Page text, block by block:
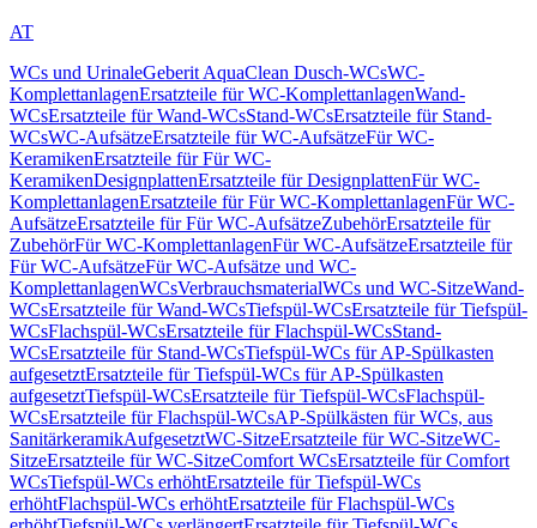
AT
WCs und UrinaleGeberit AquaClean Dusch-WCsWC-
KomplettanlagenErsatzteile für WC-KomplettanlagenWand-
WCsErsatzteile für Wand-WCsStand-WCsErsatzteile für Stand-
WCsWC-AufsätzeErsatzteile für WC-AufsätzeFür WC-
KeramikenErsatzteile für Für WC-
KeramikenDesignplattenErsatzteile für DesignplattenFür WC-
KomplettanlagenErsatzteile für Für WC-KomplettanlagenFür WC-
AufsätzeErsatzteile für Für WC-AufsätzeZubehörErsatzteile für
ZubehörFür WC-KomplettanlagenFür WC-AufsätzeErsatzteile für
Für WC-AufsätzeFür WC-Aufsätze und WC-
KomplettanlagenWCsVerbrauchsmaterialWCs und WC-SitzeWand-
WCsErsatzteile für Wand-WCsTiefspül-WCsErsatzteile für Tiefspül-
WCsFlachspül-WCsErsatzteile für Flachspül-WCsStand-
WCsErsatzteile für Stand-WCsTiefspül-WCs für AP-Spülkasten
aufgesetztErsatzteile für Tiefspül-WCs für AP-Spülkasten
aufgesetztTiefspül-WCsErsatzteile für Tiefspül-WCsFlachspül-
WCsErsatzteile für Flachspül-WCsAP-Spülkästen für WCs, aus
SanitärkeramikAufgesetztWC-SitzeErsatzteile für WC-SitzeWC-
SitzeErsatzteile für WC-SitzeComfort WCsErsatzteile für Comfort
WCsTiefspül-WCs erhöhtErsatzteile für Tiefspül-WCs
erhöhtFlachspül-WCs erhöhtErsatzteile für Flachspül-WCs